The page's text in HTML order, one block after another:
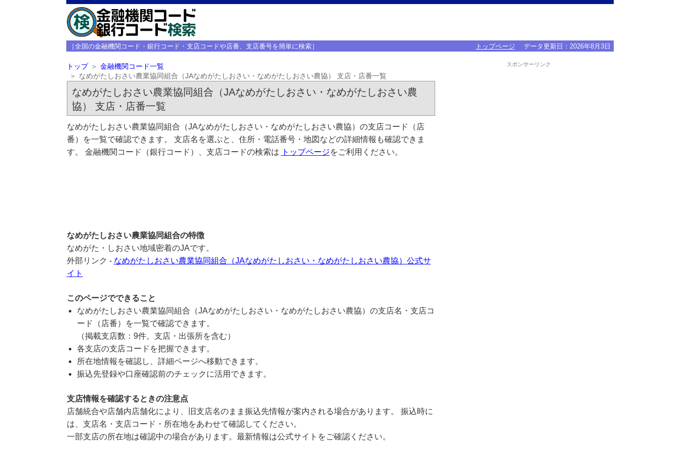
［全国の金融機関コード・銀行コード・支店コードや店番、支店番号を簡単に検索］ トップページ データ更新日： 2026年8月3日
トップ
金融機関コード一覧
なめがたしおさい農業協同組合（JAなめがたしおさい・なめがたしおさい農協） 支店・店番一覧
なめがたしおさい農業協同組合（JAなめがたしおさい・なめがたしおさい農
協） 支店・店番一覧
なめがたしおさい農業協同組合（JAなめがたしおさい・なめがたしおさい農協）の支店コード（店
番）を一覧で確認できます。 支店名を選ぶと、住所・電話番号・地図などの詳細情報も確認できま
す。 金融機関コード（銀行コード）、支店コードの検索は
トップページをご利用ください。
なめがたしおさい農業協同組合の特徴
なめがた・しおさい地域密着のJAです。
外部リンク - なめがたしおさい農業協同組合（JAなめがたしおさい・なめがたしおさい農協）公式サ
イト
このページでできること
なめがたしおさい農業協同組合（JAなめがたしおさい・なめがたしおさい農協）の支店名・支店コ
ード（店番）を一覧で確認できます。
（掲載支店数：9件。支店・出張所を含む）
各支店の支店コードを把握できます。
所在地情報を確認し、詳細ページへ移動できます。
振込先登録や口座確認前のチェックに活用できます。
支店情報を確認するときの注意点
店舗統合や店舗内店舗化により、旧支店名のまま振込先情報が案内される場合があります。 振込時に
は、支店名・支店コード・所在地をあわせて確認してください。
一部支店の所在地は確認中の場合があります。最新情報は公式サイトをご確認ください。
スポンサーリンク